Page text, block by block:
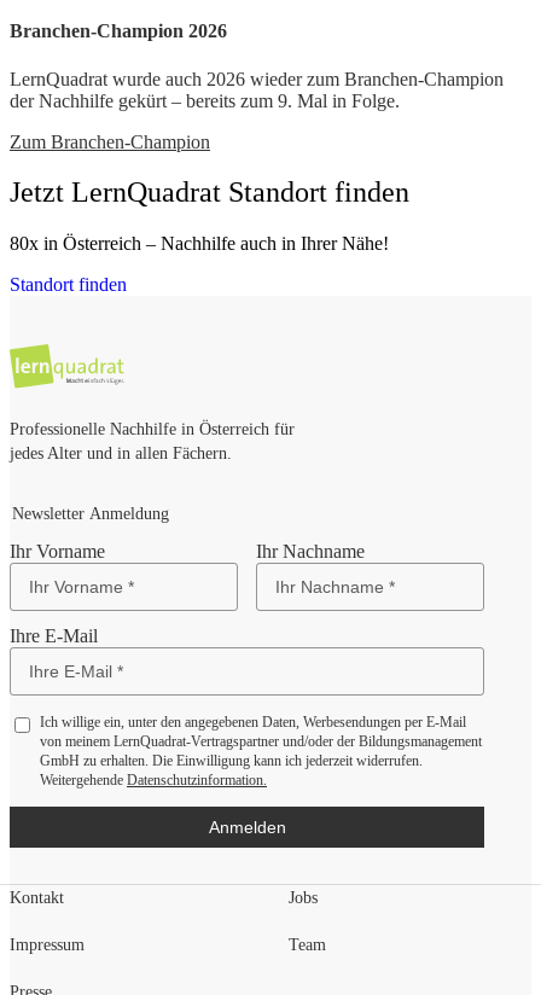
Branchen-Champion 2026
LernQuadrat wurde auch 2026 wieder zum Branchen-Champion
der Nachhilfe gekürt – bereits zum 9. Mal in Folge.
Zum Branchen-Champion
Jetzt LernQuadrat Standort finden
80x in Österreich – Nachhilfe auch in Ihrer Nähe!
Standort finden
Professionelle Nachhilfe in Österreich für
jedes Alter und in allen Fächern.
Newsletter Anmeldung
Ihr Vorname Ihr Nachname
Ihre E-Mail
Ich willige ein, unter den angegebenen Daten, Werbesendungen per E-Mail
von meinem LernQuadrat-Vertragspartner und/oder der Bildungsmanagement
GmbH zu erhalten. Die Einwilligung kann ich jederzeit widerrufen.
Weitergehende Datenschutzinformation.
Anmelden
Kontakt
Impressum
Jobs
Team